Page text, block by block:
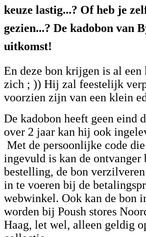
keuze lastig...? Of heb je
gezien...? De kadobon van
uitkomst!
En deze bon krijgen is al een
zich ; )) Hij zal feestelijk
voorzien zijn van een klein
De kadobon heeft geen eind
over 2 jaar kan hij ook
Met de persoonlijke code
ingevuld is kan de
bestelling, de bon
in te voeren bij de
webwinkel. Ook kan de bon
worden bij Poush stores
Haag, let wel, alleen geldig